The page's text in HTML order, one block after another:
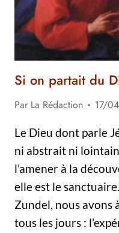
Si on partait du
Par La Rédaction
17/
Le Dieu dont parle
ni abstrait ni
l’amener à la
elle est le
Zundel, nous avons
tous les jours :